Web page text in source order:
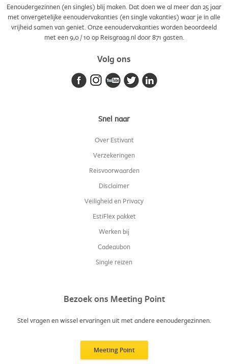
Eenoudergezinnen (en singles) blij maken. Dat doen we al meer dan 25 jaar
met onvergetelijke eenoudervakanties (en single vakanties) waar je in alle
vrijheid samen van geniet. Onze eenoudervakanties worden beoordeeld
met een9,0/10op Reisgraag.nl door871 gasten.
Volg ons
Snel naar
Over Estivant
Verzekeringen
Reisvoorwaarden
Disclaimer
Veiligheid en Privacy
EstiFlex pakket
Werken bij
Cadeaubon
Single reizen
Bezoek ons Meeting Point
Stel vragen en wissel ervaringen uit met andere eenoudergezinnen.
Meeting Point